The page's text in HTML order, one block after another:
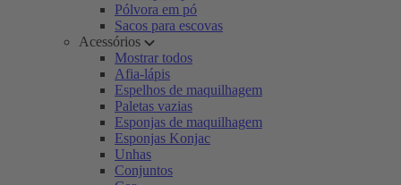
Pólvora em pó
Sacos para escovas
Acessórios
Mostrar todos
Afia-lápis
Espelhos de maquilhagem
Paletas vazias
Esponjas de maquilhagem
Esponjas Konjac
Unhas
Conjuntos